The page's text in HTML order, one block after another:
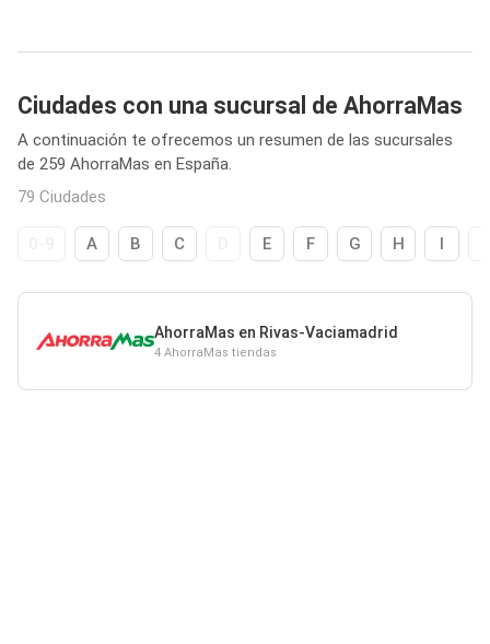
Ciudades con una sucursal de AhorraMas
A continuación te ofrecemos un resumen de las sucursales
de 259 AhorraMas en España.
79 Ciudades
A B C E F G H I
AhorraMas en Rivas-Vaciamadrid
4 AhorraMas tiendas